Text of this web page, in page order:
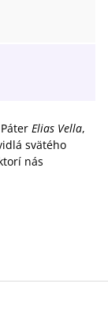
PáterElias Vella,
svätého
nás